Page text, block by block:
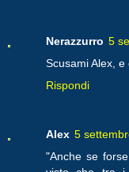
Nerazzurro 5
Scusami Alex,
Rispondi
Alex 5
"Anche se